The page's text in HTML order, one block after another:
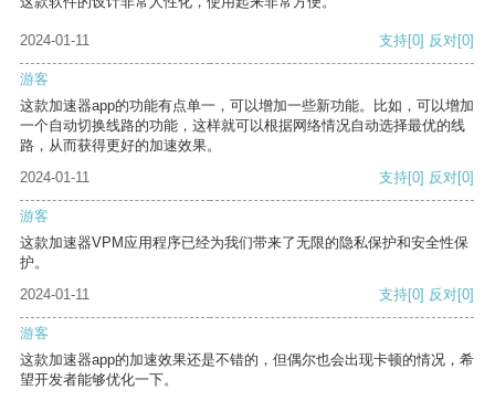
2024-01-11 支持[0] 反对[0]
游客
这款加速器app的功能有点单一，可以增加一些新功能。比如，可以增加
一个自动切换线路的功能，这样就可以根据网络情况自动选择最优的线
路，从而获得更好的加速效果。
2024-01-11
支持[0] 反对[0]
游客
这款加速器VPM应用程序已经为我们带来了无限的隐私保护和安全性保
护。
2024-01-11
支持[0] 反对[0]
游客
这款加速器app的加速效果还是不错的，但偶尔也会出现卡顿的情况，希
望开发者能够优化一下。